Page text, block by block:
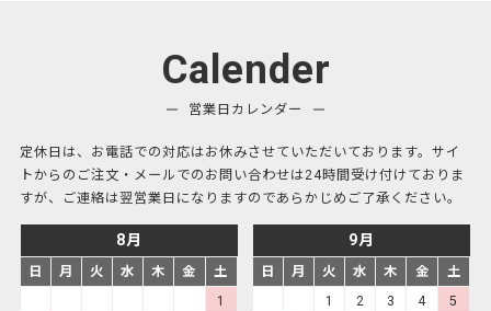
k
Calender
営業日カレンダー
定休日は、お電話での対応はお休みさせていただいております。サイ
トからのご注文・メールでのお問い合わせは24時間受け付けておりま
すが、ご連絡は翌営業日になりますのであらかじめご了承ください。
8月
日 月 火 水 木 金
土
1
9月
日 月 火 水 木 金
土
1
2 3 4
5